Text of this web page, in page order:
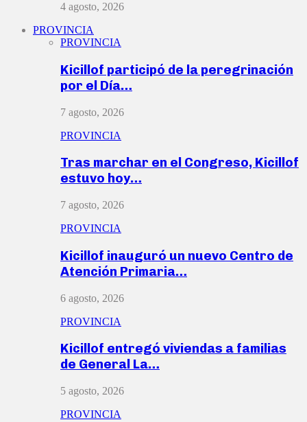
4 agosto, 2026
PROVINCIA
PROVINCIA
Kicillof participó de la peregrinación
por el Día…
7 agosto, 2026
PROVINCIA
Tras marchar en el Congreso, Kicillof
estuvo hoy…
7 agosto, 2026
PROVINCIA
Kicillof inauguró un nuevo Centro de
Atención Primaria…
6 agosto, 2026
PROVINCIA
Kicillof entregó viviendas a familias
de General La…
5 agosto, 2026
PROVINCIA